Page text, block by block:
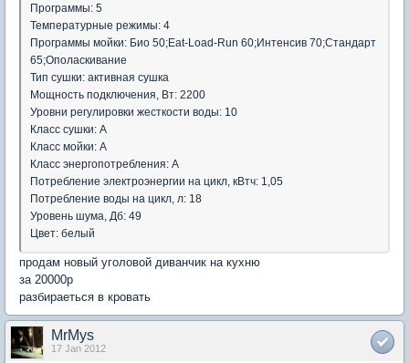
Программы: 5
Температурные режимы: 4
Программы мойки: Био 50;Eat-Load-Run 60;Интенсив 70;Стандарт
65;Ополаскивание
Тип сушки: активная сушка
Мощность подключения, Вт: 2200
Уровни регулировки жесткости воды: 10
Класс сушки: A
Класс мойки: A
Класс энергопотребления: A
Потребление электроэнергии на цикл, кВтч: 1,05
Потребление воды на цикл, л: 18
Уровень шума, Дб: 49
Цвет: белый
продам новый уголовой диванчик на кухню
за 20000р
разбираеться в кровать
MrMys
17 Jan 2012